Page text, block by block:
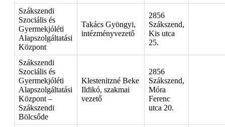
Szákszendi
Szociális és
Gyermekjóléti
Alapszolgáltatási
Központ
Takács Gyöngyi,
intézményvezető
2856
Szákszend,
Kis utca
25.
Szákszendi
Szociális és
Gyermekjóléti
Alapszolgáltatási
Központ –
Szákszendi
Bölcsőde
Klestenitzné Beke
Ildikó, szakmai
vezető
2856
Szákszend,
Móra
Ferenc
utca 20.